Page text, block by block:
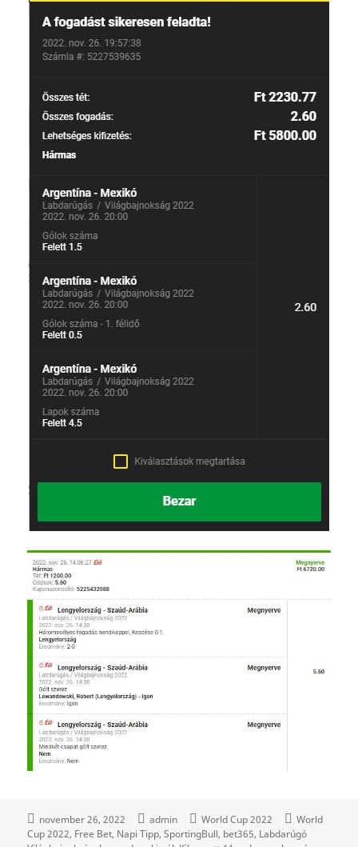
november 26, 2022 admin World Cup 2022
World
Cup 2022 Free Bet Napi Tipp SportingBull bet365 Labdarúgó